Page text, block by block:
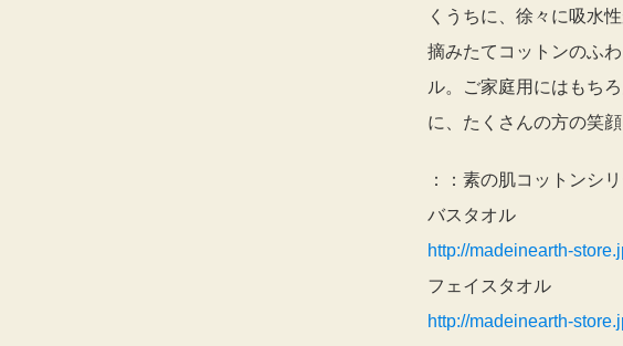
くうちに、徐々に吸水
摘みたてコットンのふ
ル。ご家庭用にはもち
に、たくさんの方の笑
：：素の肌コットンシリ
バスタオル
http://madeinearth-
フェイスタオル
http://madeinearth-